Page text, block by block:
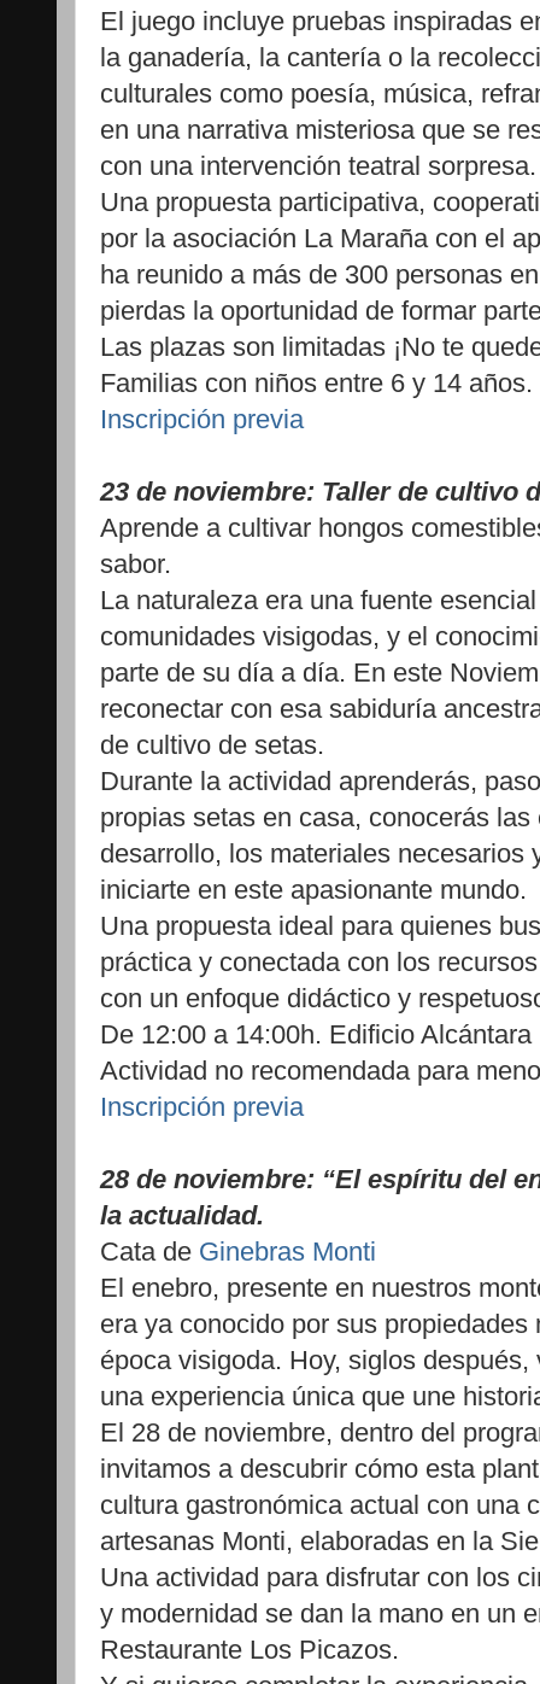
El juego incluye pruebas inspiradas
la ganadería, la cantería o la
culturales como poesía, música,
en una narrativa misteriosa que se
con una intervención teatral sorpresa.
Una propuesta participativa,
por la asociación La Maraña con el
ha reunido a más de 300 personas
pierdas la oportunidad de formar
Las plazas son limitadas ¡No te
Familias con niños entre 6 y 14 años.
Inscripción previa
23 de noviembre: Taller de cultivo
Aprende a cultivar hongos
sabor.
La naturaleza era una fuente
comunidades visigodas, y el
parte de su día a día. En este
reconectar con esa sabiduría
de cultivo de setas.
Durante la actividad aprenderás,
propias setas en casa, conocerás
desarrollo, los materiales necesarios
iniciarte en este apasionante mundo.
Una propuesta ideal para quienes
práctica y conectada con los
con un enfoque didáctico y
De 12:00 a 14:00h. Edificio Alcántara
Actividad no recomendada para
Inscripción previa
28 de noviembre: “El espíritu del
la actualidad.
Cata de Ginebras Monti
El enebro, presente en nuestros
era ya conocido por sus
época visigoda. Hoy, siglos
una experiencia única que une
El 28 de noviembre, dentro del
invitamos a descubrir cómo esta
cultura gastronómica actual con una
artesanas Monti, elaboradas en la
Una actividad para disfrutar con los
y modernidad se dan la mano en un
Restaurante Los Picazos.